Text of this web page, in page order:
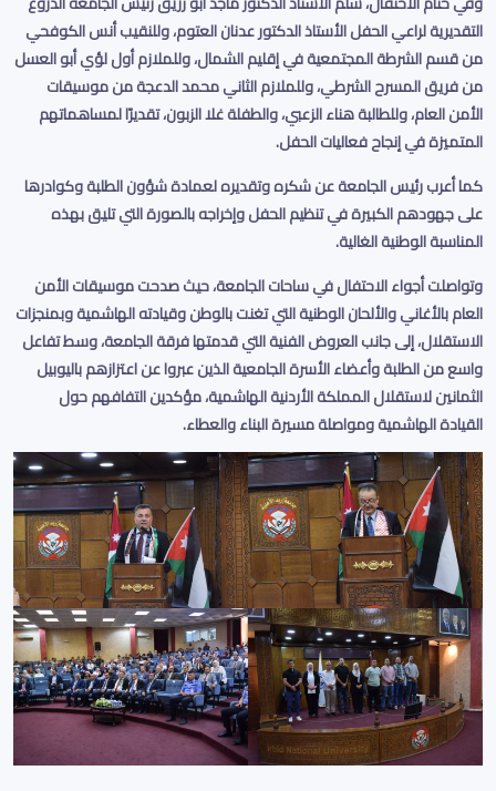
التقديرية لراعي الحفل الأستاذ الدكتور عدنان العتوم، وللنقيب أنس الكوفحي
من قسم الشرطة المجتمعية في إقليم الشمال، وللملازم أول لؤي أبو العسل
من فريق المسرح الشرطي، وللملازم الثاني محمد الدعجة من موسيقات
الأمن العام، وللطالبة هناء الزعبي، والطفلة غلا الزبون، تقديرًا لمساهماتهم
المتميزة في إنجاح فعاليات الحفل.
كما أعرب رئيس الجامعة عن شكره وتقديره لعمادة شؤون الطلبة وكوادرها
على جهودهم الكبيرة في تنظيم الحفل وإخراجه بالصورة التي تليق بهذه
المناسبة الوطنية الغالية.
وتواصلت أجواء الاحتفال في ساحات الجامعة، حيث صدحت موسيقات الأمن
العام بالأغاني والألحان الوطنية التي تغنت بالوطن وقيادته الهاشمية وبمنجزات
الاستقلال، إلى جانب العروض الفنية التي قدمتها فرقة الجامعة، وسط تفاعل
واسع من الطلبة وأعضاء الأسرة الجامعية الذين عبروا عن اعتزازهم باليوبيل
الثمانين لاستقلال المملكة الأردنية الهاشمية، مؤكدين التفافهم حول
القيادة الهاشمية ومواصلة مسيرة البناء والعطاء.